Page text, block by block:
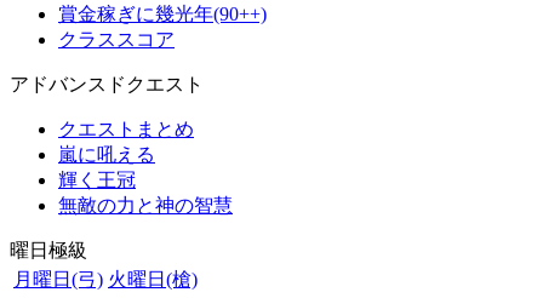
賞金稼ぎに幾光年(90++)
クラススコア
アドバンスドクエスト
クエストまとめ
嵐に吼える
輝く王冠
無敵の力と神の智慧
曜日極級
月曜日(弓) 火曜日(槍)